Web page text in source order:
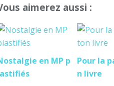
aimerez aussi :
en MP p
Pour la
n livre